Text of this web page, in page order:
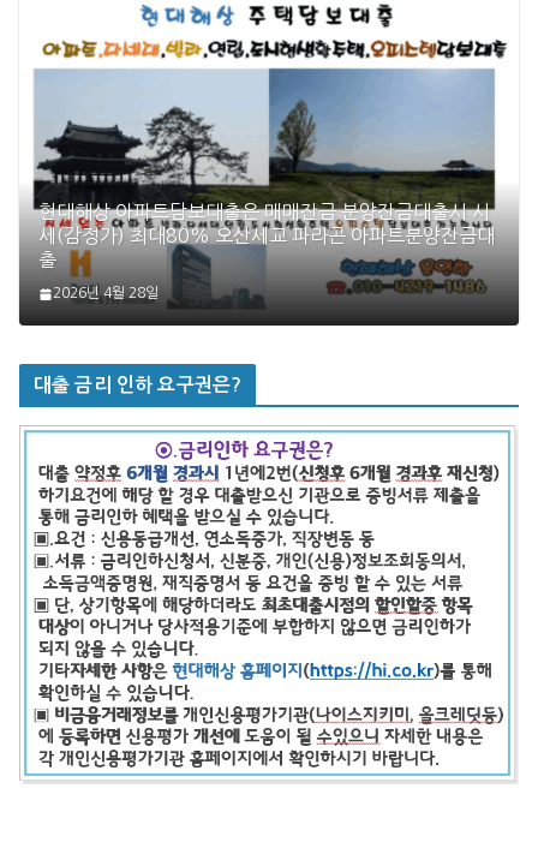
현대해상 아파트담보대출은 매매잔금 분양잔금대출시 시
세(감정가) 최대80% 오산세교 파라곤 아파트분양잔금대
출
2026년 4월 28일
대출 금리 인하 요구권은?